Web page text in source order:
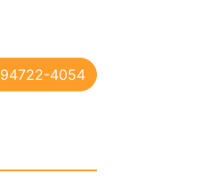
94722-4054